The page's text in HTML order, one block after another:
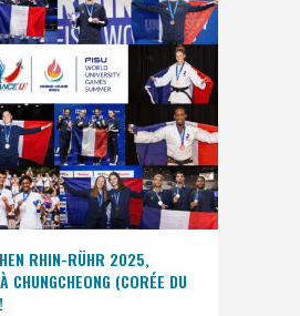
RHIN-RÜHR 2025,
CHUNGCHEONG (CORÉE DU